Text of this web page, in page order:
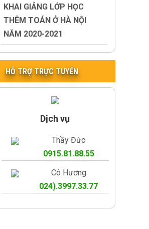
KHAI GIẢNG LỚP HỌC
THÊM TOÁN Ở HÀ NỘI
NĂM 2020-2021
HỖ TRỢ TRỰC TUYẾN
Dịch vụ
Thầy Đức
0915.81.88.55
Cô Hương
024).3997.33.77